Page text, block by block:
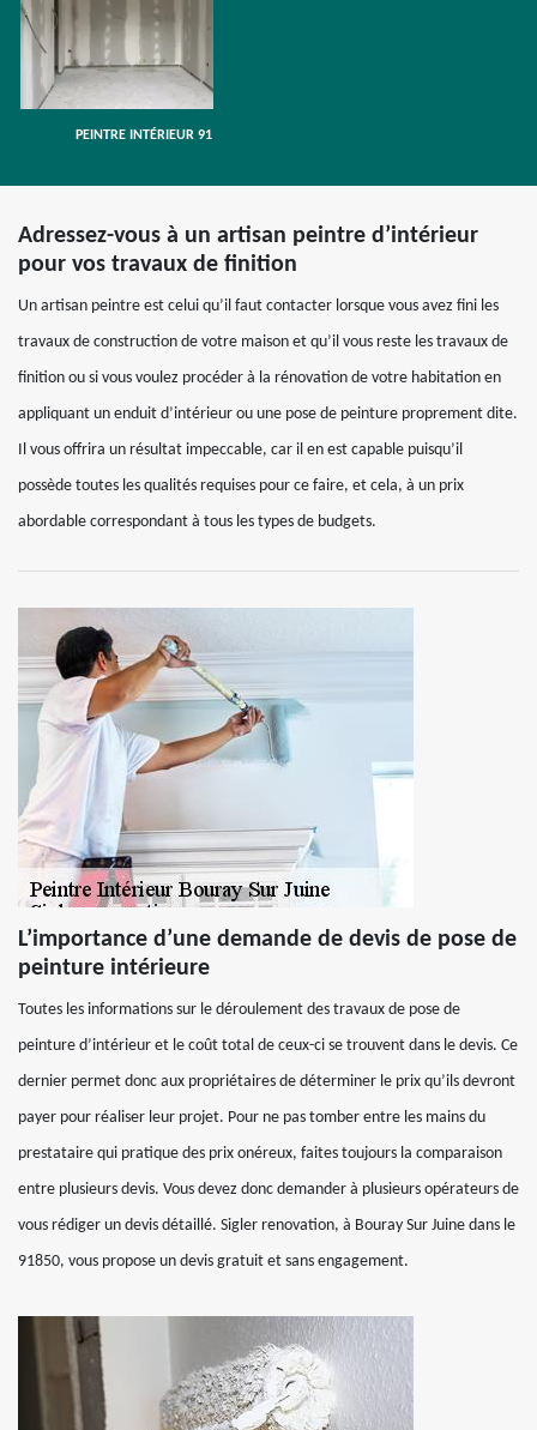
PEINTRE INTÉRIEUR 91
Adressez-vous à un artisan peintre d’intérieur
pour vos travaux de finition
Un artisan peintre est celui qu’il faut contacter lorsque vous avez fini les
travaux de construction de votre maison et qu’il vous reste les travaux de
finition ou si vous voulez procéder à la rénovation de votre habitation en
appliquant un enduit d’intérieur ou une pose de peinture proprement dite.
Il vous offrira un résultat impeccable, car il en est capable puisqu’il
possède toutes les qualités requises pour ce faire, et cela, à un prix
abordable correspondant à tous les types de budgets.
L’importance d’une demande de devis de pose de
peinture intérieure
Toutes les informations sur le déroulement des travaux de pose de
peinture d’intérieur et le coût total de ceux-ci se trouvent dans le devis. Ce
dernier permet donc aux propriétaires de déterminer le prix qu’ils devront
payer pour réaliser leur projet. Pour ne pas tomber entre les mains du
prestataire qui pratique des prix onéreux, faites toujours la comparaison
entre plusieurs devis. Vous devez donc demander à plusieurs opérateurs de
vous rédiger un devis détaillé. Sigler renovation, à Bouray Sur Juine dans le
91850, vous propose un devis gratuit et sans engagement.